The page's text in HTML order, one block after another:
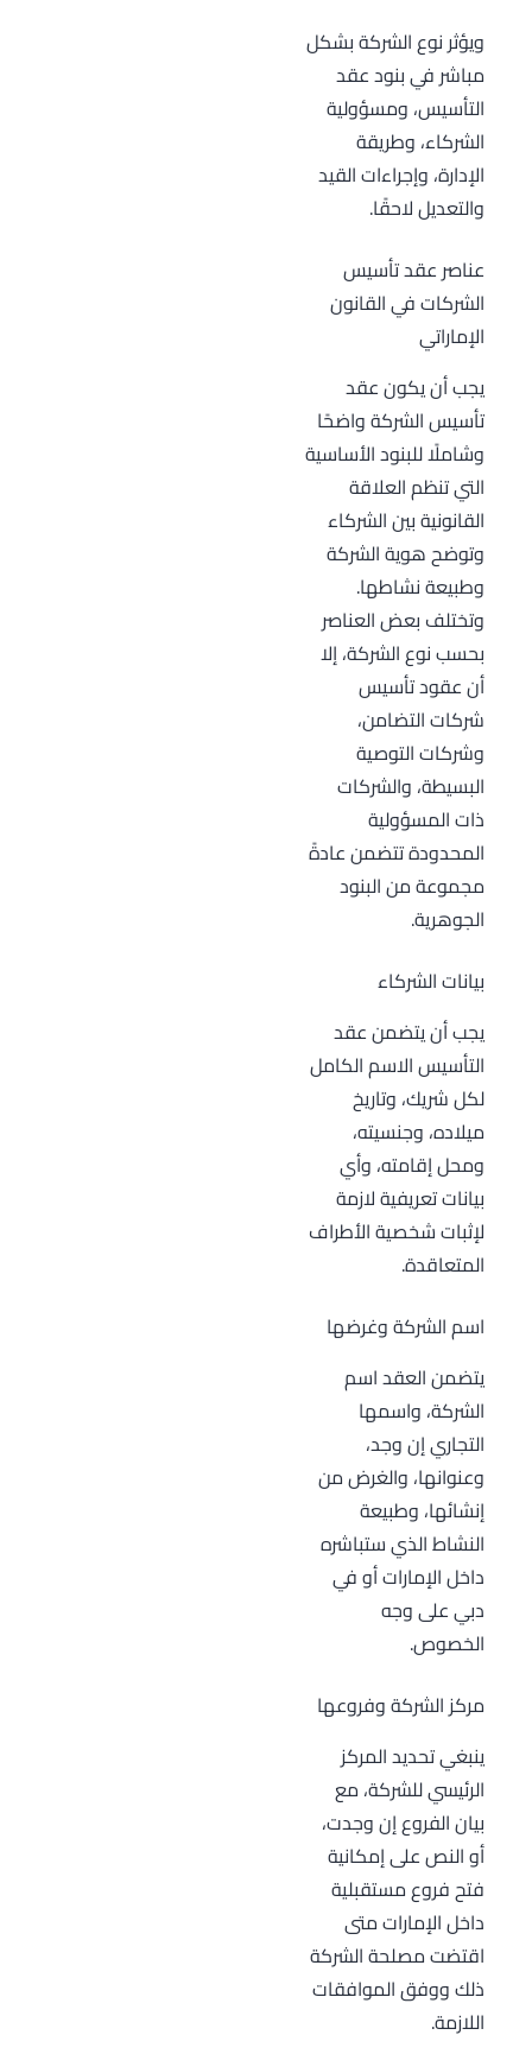
ويؤثر نوع الشركة بشكل
مباشر في بنود عقد
التأسيس، ومسؤولية
الشركاء، وطريقة
الإدارة، وإجراءات القيد
والتعديل لاحقًا.
عناصر عقد تأسيس
الشركات في القانون
الإماراتي
يجب أن يكون عقد
تأسيس الشركة واضحًا
وشاملًا للبنود الأساسية
التي تنظم العلاقة
القانونية بين الشركاء
وتوضح هوية الشركة
وطبيعة نشاطها.
وتختلف بعض العناصر
بحسب نوع الشركة، إلا
أن عقود تأسيس
شركات التضامن،
وشركات التوصية
البسيطة، والشركات
ذات المسؤولية
المحدودة تتضمن عادةً
مجموعة من البنود
الجوهرية.
بيانات الشركاء
يجب أن يتضمن عقد
التأسيس الاسم الكامل
لكل شريك، وتاريخ
ميلاده، وجنسيته،
ومحل إقامته، وأي
بيانات تعريفية لازمة
لإثبات شخصية الأطراف
المتعاقدة.
اسم الشركة وغرضها
يتضمن العقد اسم
الشركة، واسمها
التجاري إن وجد،
وعنوانها، والغرض من
إنشائها، وطبيعة
النشاط الذي ستباشره
داخل الإمارات أو في
دبي على وجه
الخصوص.
مركز الشركة وفروعها
ينبغي تحديد المركز
الرئيسي للشركة، مع
بيان الفروع إن وجدت،
أو النص على إمكانية
فتح فروع مستقبلية
داخل الإمارات متى
اقتضت مصلحة الشركة
ذلك ووفق الموافقات
اللازمة.